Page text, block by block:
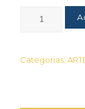
Categorias: